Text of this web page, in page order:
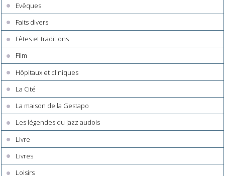
Evêques
Faits divers
Fêtes et traditions
Film
Hôpitaux et cliniques
La Cité
La maison de la Gestapo
Les légendes du jazz audois
Livre
Livres
Loisirs